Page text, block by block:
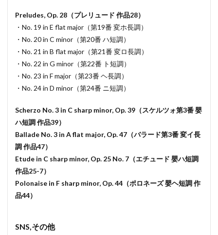
Preludes, Op. 28（プレリュード 作品28）
・No. 19 in E flat major（第19番 変ホ長調）
・No. 20 in C minor（第20番 ハ短調）
・No. 21 in B flat major（第21番 変ロ長調）
・No. 22 in G minor（第22番 ト短調）
・No. 23 in F major（第23番 ヘ長調）
・No. 24 in D minor（第24番 ニ短調）
Scherzo No. 3 in C sharp minor, Op. 39（スケルツォ第3番 嬰
ハ短調 作品39）
Ballade No. 3 in A flat major, Op. 47（バラード第3番 変イ長
調 作品47）
Etude in C sharp minor, Op. 25 No. 7（エチュード 嬰ハ短調
作品25-7）
Polonaise in F sharp minor, Op. 44（ポロネーズ 嬰ヘ短調 作
品44）
SNS,その他